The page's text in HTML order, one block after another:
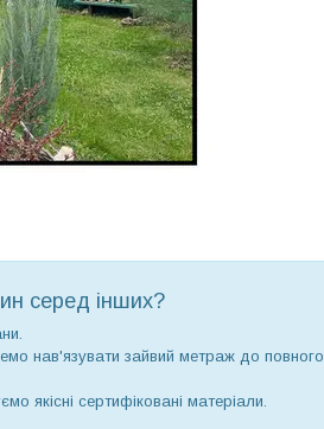
серед інших?
нав'язувати зайвий метраж до повного
якісні сертифіковані матеріали.